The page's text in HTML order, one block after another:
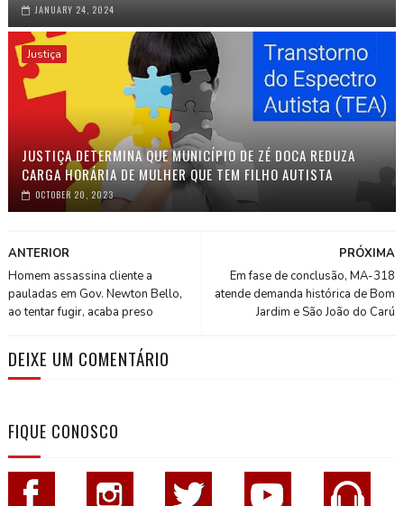
JANUARY 24, 2024
Justiça
JUSTIÇA DETERMINA QUE MUNICÍPIO DE ZÉ DOCA REDUZA
CARGA HORÁRIA DE MULHER QUE TEM FILHO AUTISTA
OCTOBER 20, 2023
PRÓXIMA
Em fase de conclusão, MA-318
atende demanda histórica de Bom
Jardim e São João do Carú
ANTERIOR
Homem assassina cliente a
pauladas em Gov. Newton Bello,
ao tentar fugir, acaba preso
DEIXE UM COMENTÁRIO
FIQUE CONOSCO